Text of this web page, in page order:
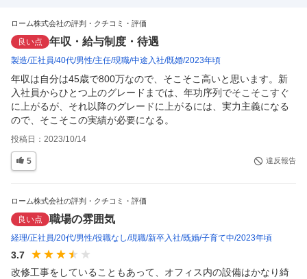
ローム株式会社の評判・クチコミ・評価
良い点 年収・給与制度・待遇
製造 正社員 40代 男性 主任 現職 中途入社 既婚 2023年頃
年収は自分は45歳で800万なので、そこそこ高いと思います。新
入社員からひとつ上のグレードまでは、年功序列でそこそこすぐ
に上がるが、それ以降のグレードに上がるには、実力主義になる
ので、そこそこの実績が必要になる。
投稿日： 2023/10/14
5 違反報告
ローム株式会社の評判・クチコミ・評価
良い点 職場の雰囲気
経理 正社員 20代 男性 役職なし 現職 新卒入社 既婚 子育て中 2023年頃
3.7
改修工事をしていることもあって、オフィス内の設備はかなり綺